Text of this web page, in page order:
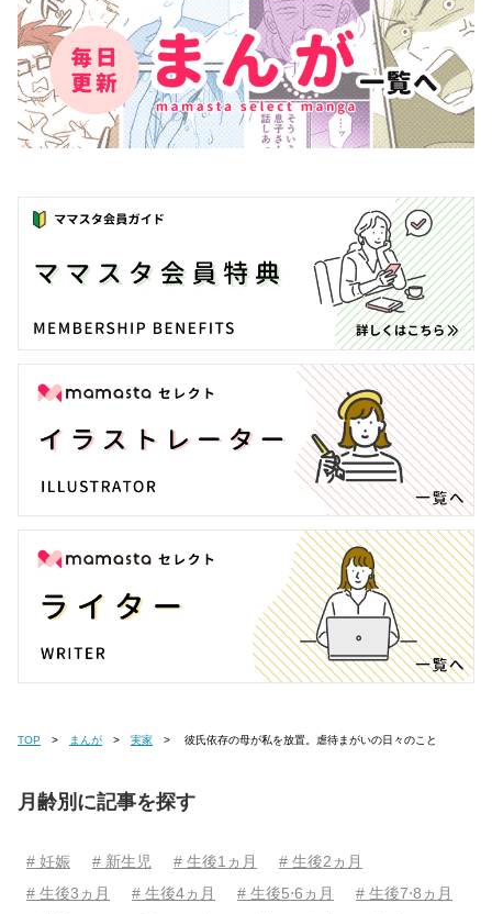
TOP まんが 実家 彼氏依存の母が私を放置。虐待まがいの日々のこと
月齢別に記事を探す
# 妊娠 # 新生児 # 生後1ヵ月
# 生後2ヵ月
# 生後3ヵ月
# 生後4ヵ月 # 生後5⋅6ヵ月
# 生後7⋅8ヵ月